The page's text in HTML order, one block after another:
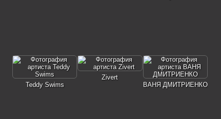
Teddy Swims
Zivert
ВАНЯ ДМИТРИЕНКО